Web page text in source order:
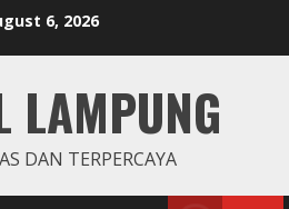
6, 2026
LAMPUNG
DAN TERPERCAYA